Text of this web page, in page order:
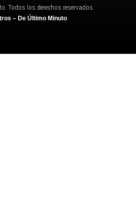
Todos los derechos reservados.
– De Último Minuto